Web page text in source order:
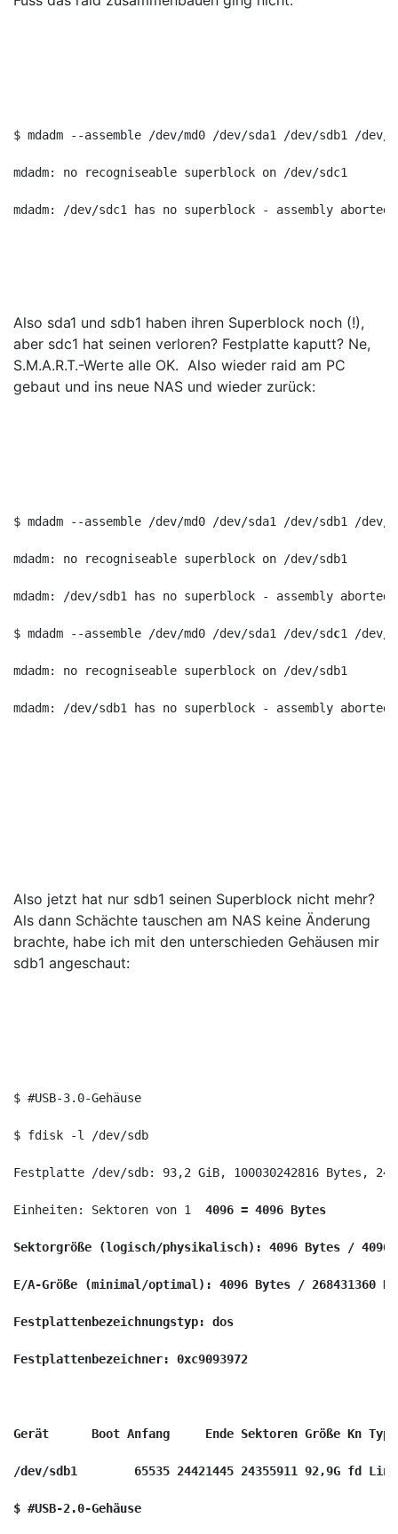
$ mdadm --assemble /dev/md0 /dev/sda1 /dev/sdb1 /dev/
mdadm: no recogniseable superblock on /dev/sdc1
mdadm: /dev/sdc1 has no superblock - assembly aborted
Also sda1 und sdb1 haben ihren Superblock noch (!),
aber sdc1 hat seinen verloren? Festplatte kaputt? Ne,
S.M.A.R.T.-Werte alle OK. Also wieder raid am PC
gebaut und ins neue NAS und wieder zurück:
$ mdadm --assemble /dev/md0 /dev/sda1 /dev/sdb1 /dev/
mdadm: no recogniseable superblock on /dev/sdb1
mdadm: /dev/sdb1 has no superblock - assembly aborted
$ mdadm --assemble /dev/md0 /dev/sda1 /dev/sdc1 /dev/
mdadm: no recogniseable superblock on /dev/sdb1
mdadm: /dev/sdb1 has no superblock - assembly aborted
Also jetzt hat nur sdb1 seinen Superblock nicht mehr?
Als dann Schächte tauschen am NAS keine Änderung
brachte, habe ich mit den unterschieden Gehäusen mir
sdb1 angeschaut:
$ #USB-3.0-Gehäuse
$ fdisk -l /dev/sdb
Festplatte /dev/sdb: 93,2 GiB, 100030242816 Bytes,
Einheiten: Sektoren von 1 4096 = 4096 Bytes
Sektorgröße (logisch/physikalisch): 4096 Bytes / 4096
E/A-Größe (minimal/optimal): 4096 Bytes / 268431360
Festplattenbezeichnungstyp: dos
Festplattenbezeichner: 0xc9093972
Gerät      Boot Anfang     Ende Sektoren Größe Kn Typ
/dev/sdb1        65535 24421445 24355911 92,9G fd
$ #USB-2.0-Gehäuse